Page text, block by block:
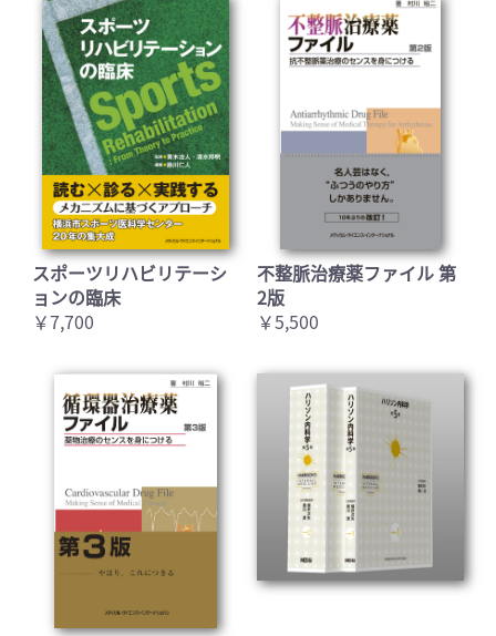
スポーツリハビリテーシ
ョンの臨床
￥7,700
不整脈治療薬ファイル 第
2版
￥5,500